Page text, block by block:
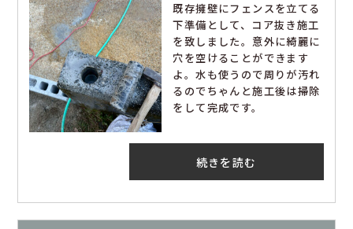
既存擁壁にフェンスを立てる
下準備として、コア抜き施工
を致しました。意外に綺麗に
穴を空けることができます
よ。水も使うので周りが汚れ
るのでちゃんと施工後は掃除
をして完成です。
続きを読む